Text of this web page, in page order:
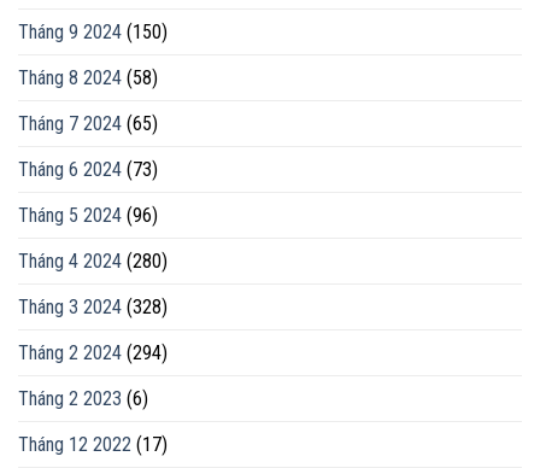
Tháng 9 2024 (150)
Tháng 8 2024 (58)
Tháng 7 2024 (65)
Tháng 6 2024 (73)
Tháng 5 2024 (96)
Tháng 4 2024 (280)
Tháng 3 2024 (328)
Tháng 2 2024 (294)
Tháng 2 2023 (6)
Tháng 12 2022 (17)